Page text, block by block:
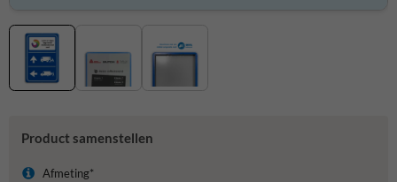
Product samenstellen
Afmeting*